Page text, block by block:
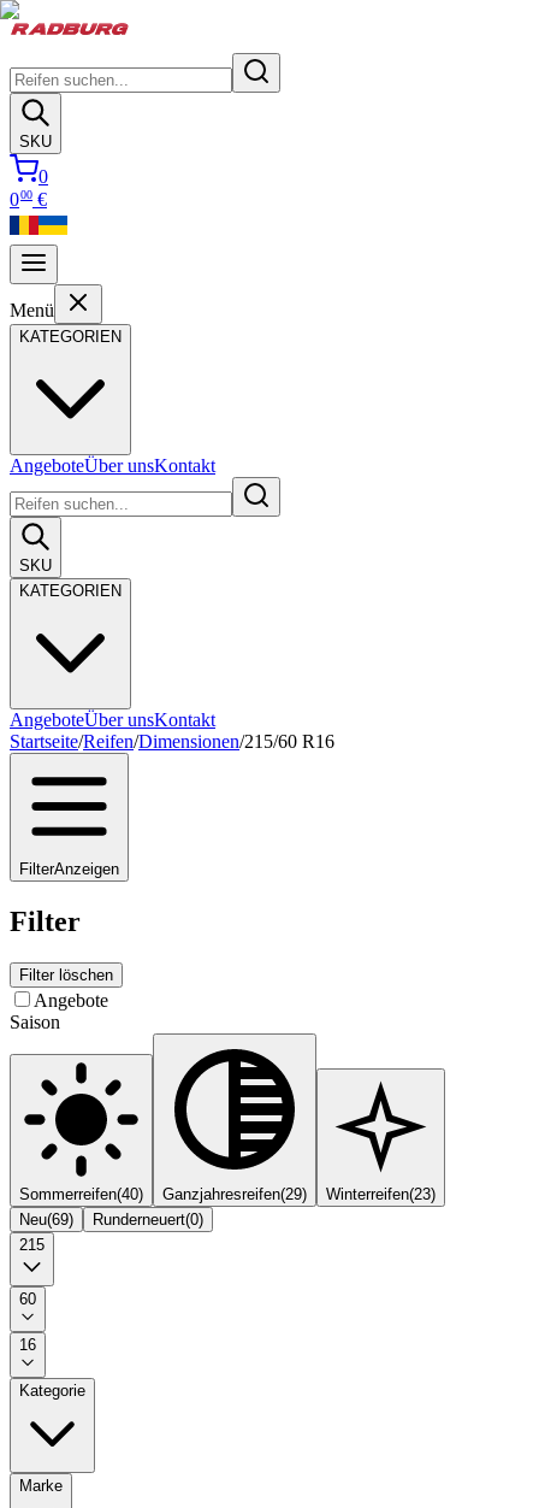
SKU
0
000 €
Menü
KATEGORIEN
AngeboteÜber unsKontakt
SKU
KATEGORIEN
AngeboteÜber unsKontakt
Startseite/Reifen/Dimensionen/215/60 R16
FilterAnzeigen
Filter
Filter löschen
Angebote
Saison
Sommerreifen(40) Ganzjahresreifen(29) Winterreifen(23)
Neu(69) Runderneuert(0)
215
60
16
Kategorie
Marke